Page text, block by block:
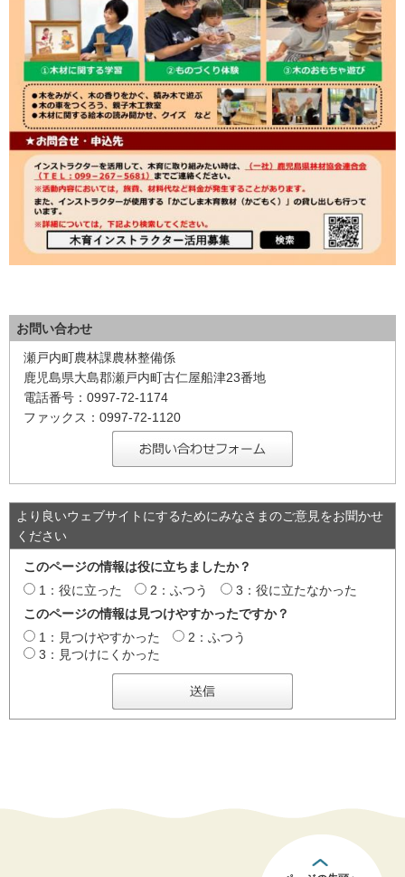
お問い合わせ
瀬戸内町農林課農林整備係
鹿児島県大島郡瀬戸内町古仁屋船津23番地
電話番号：0997-72-1174
ファックス：0997-72-1120
より良いウェブサイトにするためにみなさまのご意見をお聞かせ
ください
このページの情報は役に立ちましたか？
1：役に立った
2：ふつう
3：役に立たなかった
このページの情報は見つけやすかったですか？
1：見つけやすかった
2：ふつう
3：見つけにくかった